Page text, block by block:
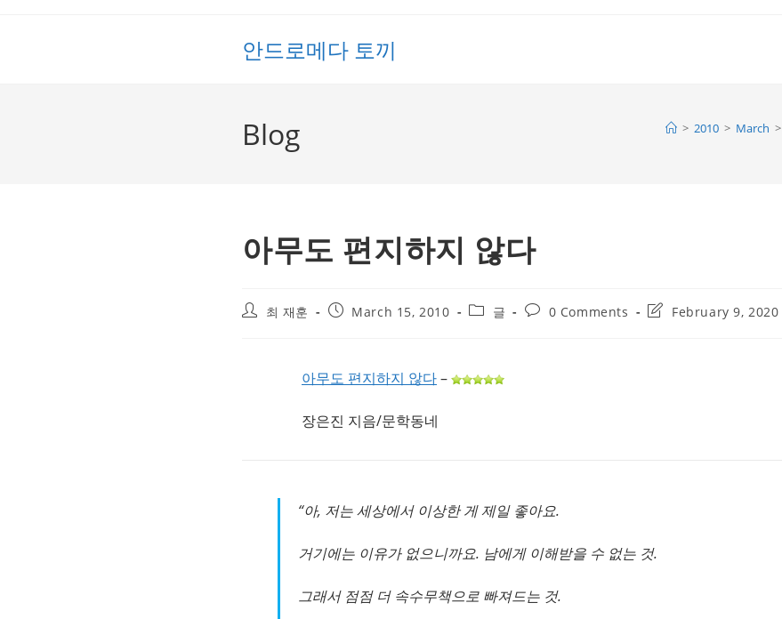
안드로메다 토끼
Blog > 2010 > March >
아무도 편지하지 않다
Post최 재훈
PostMarch 15, 2010
Post글
Post0 Comments
PostFebruary 9, 2020
아무도 편지하지 않다–
장은진 지음/문학동네
“아, 저는 세상에서 이상한 게 제일 좋아요.
거기에는 이유가 없으니까요. 남에게 이해받을 수 없는 것.
그래서 점점 더 속수무책으로 빠져드는 것.